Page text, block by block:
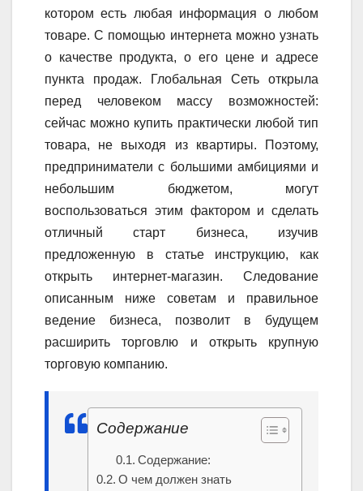
котором есть любая информация о любом
товаре. С помощью интернета можно узнать
о качестве продукта, о его цене и адресе
пункта продаж. Глобальная Сеть открыла
перед человеком массу возможностей:
сейчас можно купить практически любой тип
товара, не выходя из квартиры. Поэтому,
предприниматели с большими амбициями и
небольшим бюджетом, могут
воспользоваться этим фактором и сделать
отличный старт бизнеса, изучив
предложенную в статье инструкцию, как
открыть интернет-магазин. Следование
описанным ниже советам и правильное
ведение бизнеса, позволит в будущем
расширить торговлю и открыть крупную
торговую компанию.
Содержание
Содержание:
О чем должен знать